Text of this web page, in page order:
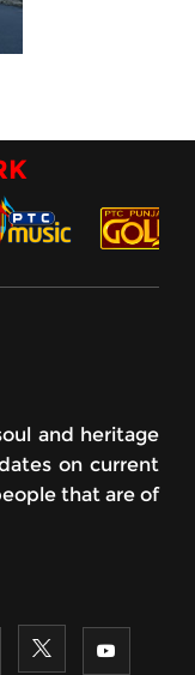
and heritage
on current
that are of